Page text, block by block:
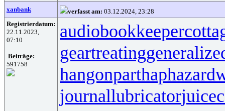
xanbank verfasst am: 03.12.2024, 23:28
Registrierdatum:
22.11.2023,
07:10
Beiträge:
591758
audiobookkeeper
geartreating
hangonpart
journallubricator